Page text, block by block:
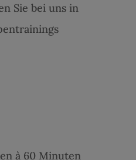
Sie bei uns in
à 60 Minuten